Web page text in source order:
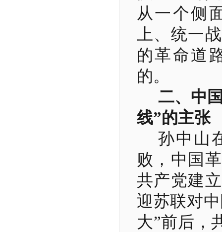
从一个侧
上、统一
的革命道
的。
二、中
线”的主张
孙中山
败，中国
共产党建
迎苏联对
大”前后，